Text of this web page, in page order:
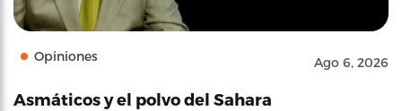
Opiniones Ago 6, 2026
Asmáticos y el polvo del Sahara